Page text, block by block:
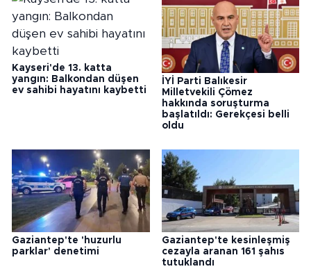
Kayseri'de 13. katta
yangın: Balkondan düşen
ev sahibi hayatını kaybetti
İYİ Parti Balıkesir
Milletvekili Çömez
hakkında soruşturma
başlatıldı: Gerekçesi belli
oldu
Gaziantep'te 'huzurlu
parklar' denetimi
Gaziantep'te kesinleşmiş
cezayla aranan 161 şahıs
tutuklandı